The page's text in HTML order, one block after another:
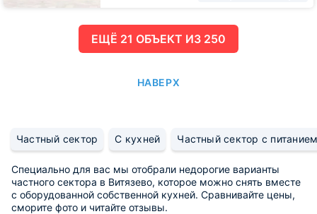
ЕЩË 21 ОБЪЕКТ ИЗ 250
НАВЕРХ
Частный сектор С кухней Частный сектор с
Специально для вас мы отобрали недорогие варианты
частного сектора в Витязево, которое можно снять вместе
с оборудованной собственной кухней. Сравнивайте цены,
сморите фото и читайте отзывы.